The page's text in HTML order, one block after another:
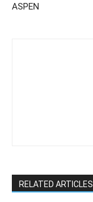
ASPEN
RELATED ARTICLES